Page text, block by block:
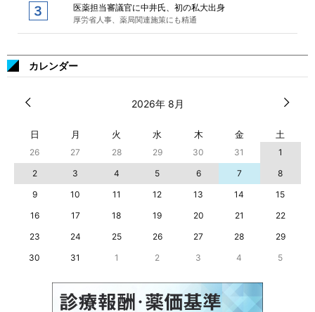
医薬担当審議官に中井氏、初の私大出身
厚労省人事、薬局関連施策にも精通
カレンダー
2026年 8月
日 月 火 水 木 金 土
26 27 28 29 30 31
1
2
3 4 5 6 7
8
9
10 11 12 13 14
15
16
17 18 19 20 21
22
23
24 25 26 27 28
29
30
31 1 2 3 4 5